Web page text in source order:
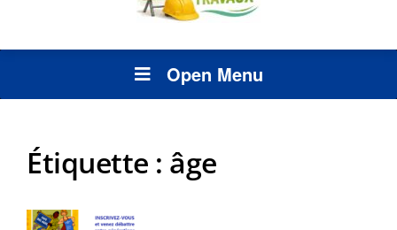
Open Menu
Étiquette : âge